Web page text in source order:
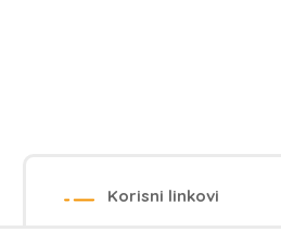
Korisni linkovi